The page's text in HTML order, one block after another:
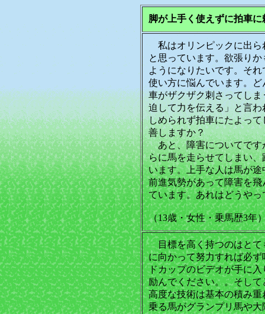
脚が上手く使えずに拍車
私はオリンピックに出ら
と思っています。欲張り
ようになりたいです。そ
使い方に悩んでいます。
車がザクザク刺さってし
迫して力を伝える」と言
しめられず拍車にたよっ
善しますか？
あと、障害についてです
らに馬を走らせてしまい
います。上手な人は馬が
前進気勢があって障害を
ています。あれはどうや
（13歳・女性・乗馬歴3年
目標を高く持つのはとて
に向かって努力すれば必
ドカップのビデオが手に
励んでください。。そし
高度な技術は基本の積み
乗る馬がグランプリ馬や